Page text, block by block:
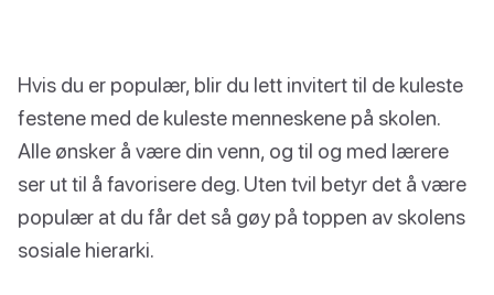
Hvis du er populær, blir du lett invitert til de kuleste
festene med de kuleste menneskene på skolen.
Alle ønsker å være din venn, og til og med lærere
ser ut til å favorisere deg. Uten tvil betyr det å være
populær at du får det så gøy på toppen av skolens
sosiale hierarki.